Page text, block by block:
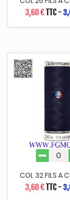
3,60 €TTC-
COL 32 FILS A
3,60 €TTC-